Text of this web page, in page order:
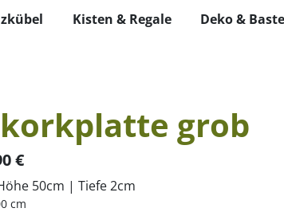
Kisten & Regale Deko &
grob
€
50cm | Tiefe 2cm
cm